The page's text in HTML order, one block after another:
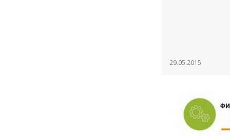
29.05.2015